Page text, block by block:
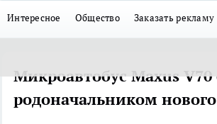
Интересное Общество Заказать рекламу
Микроавтобус Maxus V70
родоначальником